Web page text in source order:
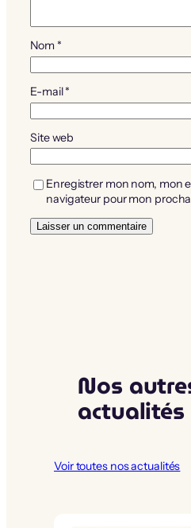
Nom *
E-mail*
Site web
Enregistrer mon nom, mon
navigateur pour mon
Nos
actualités
Voir toutes nos actualités